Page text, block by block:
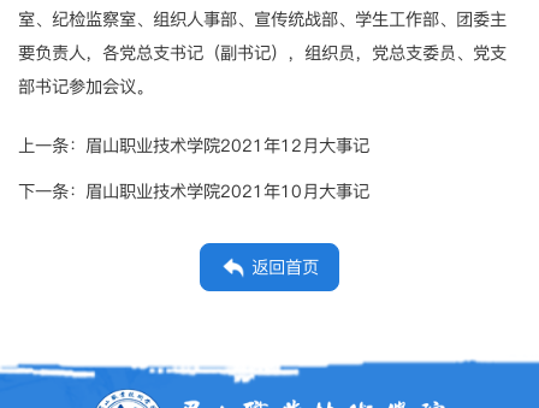
室、纪检监察室、组织人事部、宣传统战部、学生工作部、团委主
要负责人，各党总支书记（副书记），组织员，党总支委员、党支
部书记参加会议。
上一条： 眉山职业技术学院2021年12月大事记
下一条： 眉山职业技术学院2021年10月大事记
返回首页